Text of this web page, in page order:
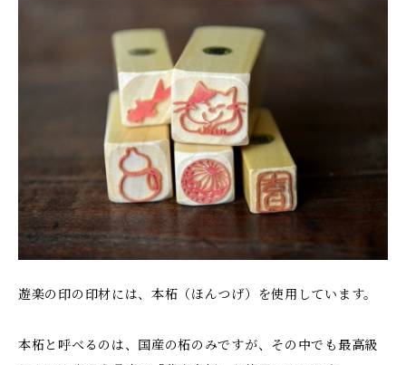
遊楽の印の印材には、本柘（ほんつげ）を使用しています。
本柘と呼べるのは、国産の柘のみですが、その中でも最高級